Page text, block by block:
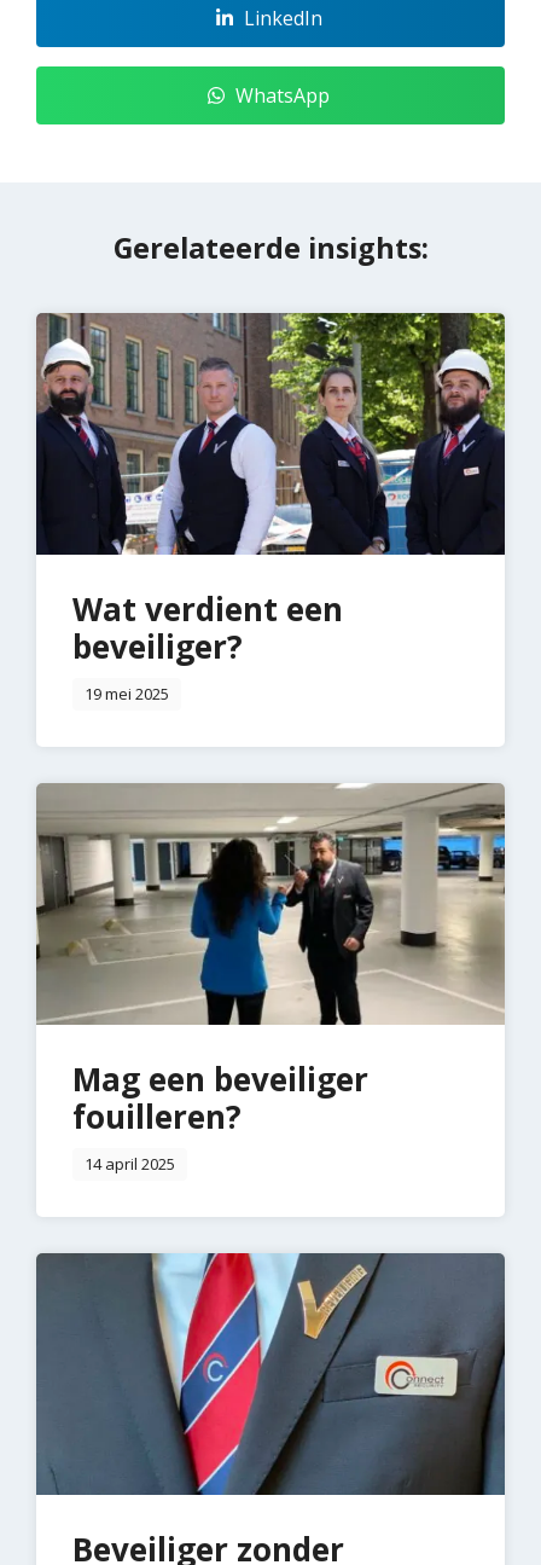
LinkedIn
WhatsApp
Gerelateerde insights:
Wat verdient een
beveiliger?
19 mei 2025
Mag een beveiliger
fouilleren?
14 april 2025
Beveiliger zonder